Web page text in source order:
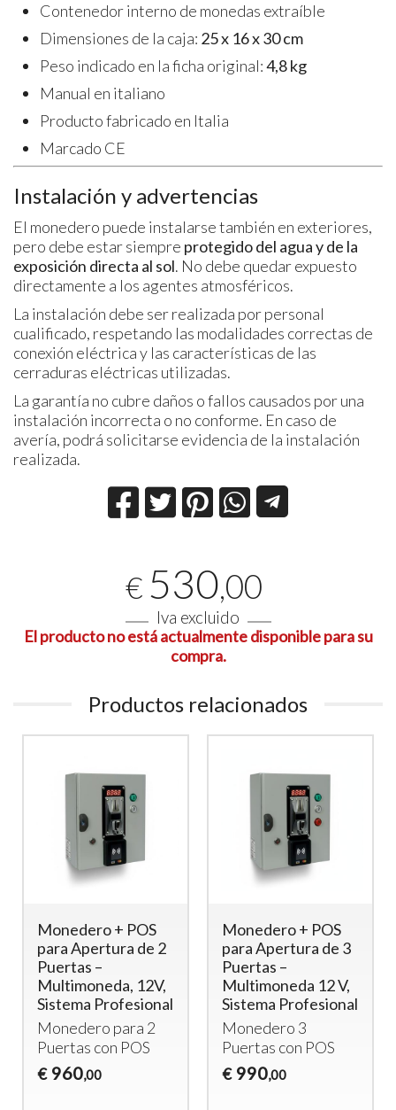
Contenedor interno de monedas extraíble
Dimensiones de la caja: 25 x 16 x 30 cm
Peso indicado en la ficha original:4,8 kg
Manual en italiano
Producto fabricado en Italia
Marcado CE
Instalación y advertencias
El monedero puede instalarse también en exteriores,
pero debe estar siempre protegido del agua y de la
exposición directa al sol. No debe quedar expuesto
directamente a los agentes atmosféricos.
La instalación debe ser realizada por personal
cualificado, respetando las modalidades correctas de
conexión eléctrica y las características de las
cerraduras eléctricas utilizadas.
La garantía no cubre daños o fallos causados por una
instalación incorrecta o no conforme. En caso de
avería, podrá solicitarse evidencia de la instalación
realizada.
€ 530,00
Iva excluido
El producto no está actualmente disponible para su
compra.
Productos relacionados
Monedero + POS
para Apertura de 2
Puertas –
Multimoneda, 12V,
Sistema Profesional
Monedero para 2
Puertas con POS
€ 960,00
Monedero + POS
para Apertura de 3
Puertas –
Multimoneda 12 V,
Sistema Profesional
Monedero 3
Puertas con POS
€ 990,00